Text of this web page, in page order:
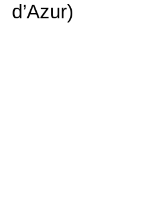
d’Azur)